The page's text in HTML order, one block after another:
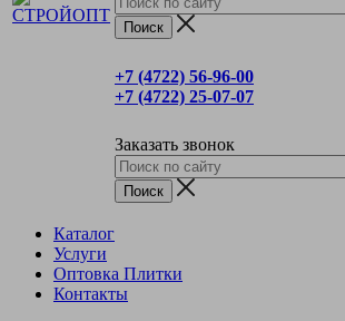
+7 (4722) 56‑96-00
+7 (4722) 25‑07-07
Заказать звонок
Каталог
Услуги
Оптовка Плитки
Контакты